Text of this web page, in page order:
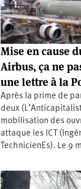
Mise en cause
Airbus, ça ne
une lettre à la
Après la prime de
deux
mobilisation des
attaque les ICT
TechnicienEs). Le 9